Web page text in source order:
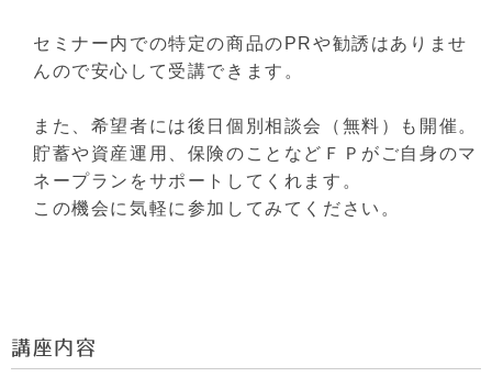
セミナー内での特定の商品のPRや勧誘はありませ
んので安心して受講できます。
また、希望者には後日個別相談会（無料）も開催。
貯蓄や資産運用、保険のことなどＦＰがご自身のマ
ネープランをサポートしてくれます。
この機会に気軽に参加してみてください。
講座内容